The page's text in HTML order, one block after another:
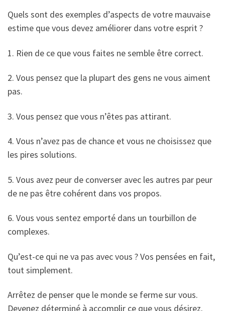
Quels sont des exemples d’aspects de votre mauvaise
estime que vous devez améliorer dans votre esprit ?
1. Rien de ce que vous faites ne semble être correct.
2. Vous pensez que la plupart des gens ne vous aiment
pas.
3. Vous pensez que vous n’êtes pas attirant.
4. Vous n’avez pas de chance et vous ne choisissez que
les pires solutions.
5. Vous avez peur de converser avec les autres par peur
de ne pas être cohérent dans vos propos.
6. Vous vous sentez emporté dans un tourbillon de
complexes.
Qu’est-ce qui ne va pas avec vous ? Vos pensées en fait,
tout simplement.
Arrêtez de penser que le monde se ferme sur vous.
Devenez déterminé à accomplir ce que vous désirez.